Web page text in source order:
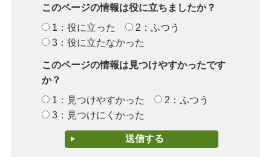
このページの情報は役に立ちましたか？
1：役に立った
2：ふつう
3：役に立たなかった
このページの情報は見つけやすかったです
か？
1：見つけやすかった
2：ふつう
3：見つけにくかった